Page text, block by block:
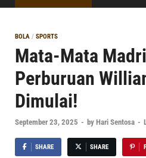
BOLA / SPORTS
Mata-Mata
Perburuan
Dimulai!
September 23, 2025 - by Hari Sentosa -
SHARE SHARE